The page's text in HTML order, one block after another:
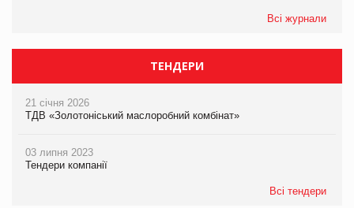
Всі журнали
ТЕНДЕРИ
21 січня 2026
ТДВ «Золотоніський маслоробний комбінат»
03 липня 2023
Тендери компанії
Всі тендери